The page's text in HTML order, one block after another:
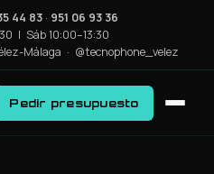
44 83· 951 06 93 36
| Sáb 10:00–13:30
Málaga · @tecnophone_velez
Pedir presupuesto